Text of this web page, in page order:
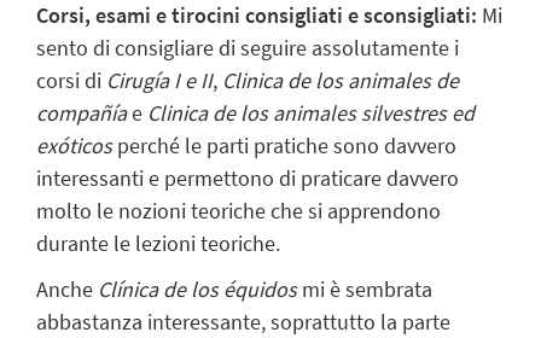
Corsi, esami e tirocini consigliati e sconsigliati: Mi
sento di consigliare di seguire assolutamente i
corsi di Cirugía I e II, Clinica de los animales de
compañíae Clinica de los animales silvestres ed
exóticosperché le parti pratiche sono davvero
interessanti e permettono di praticare davvero
molto le nozioni teoriche che si apprendono
durante le lezioni teoriche.
Anche Clínica de los équidosmi è sembrata
abbastanza interessante, soprattutto la parte